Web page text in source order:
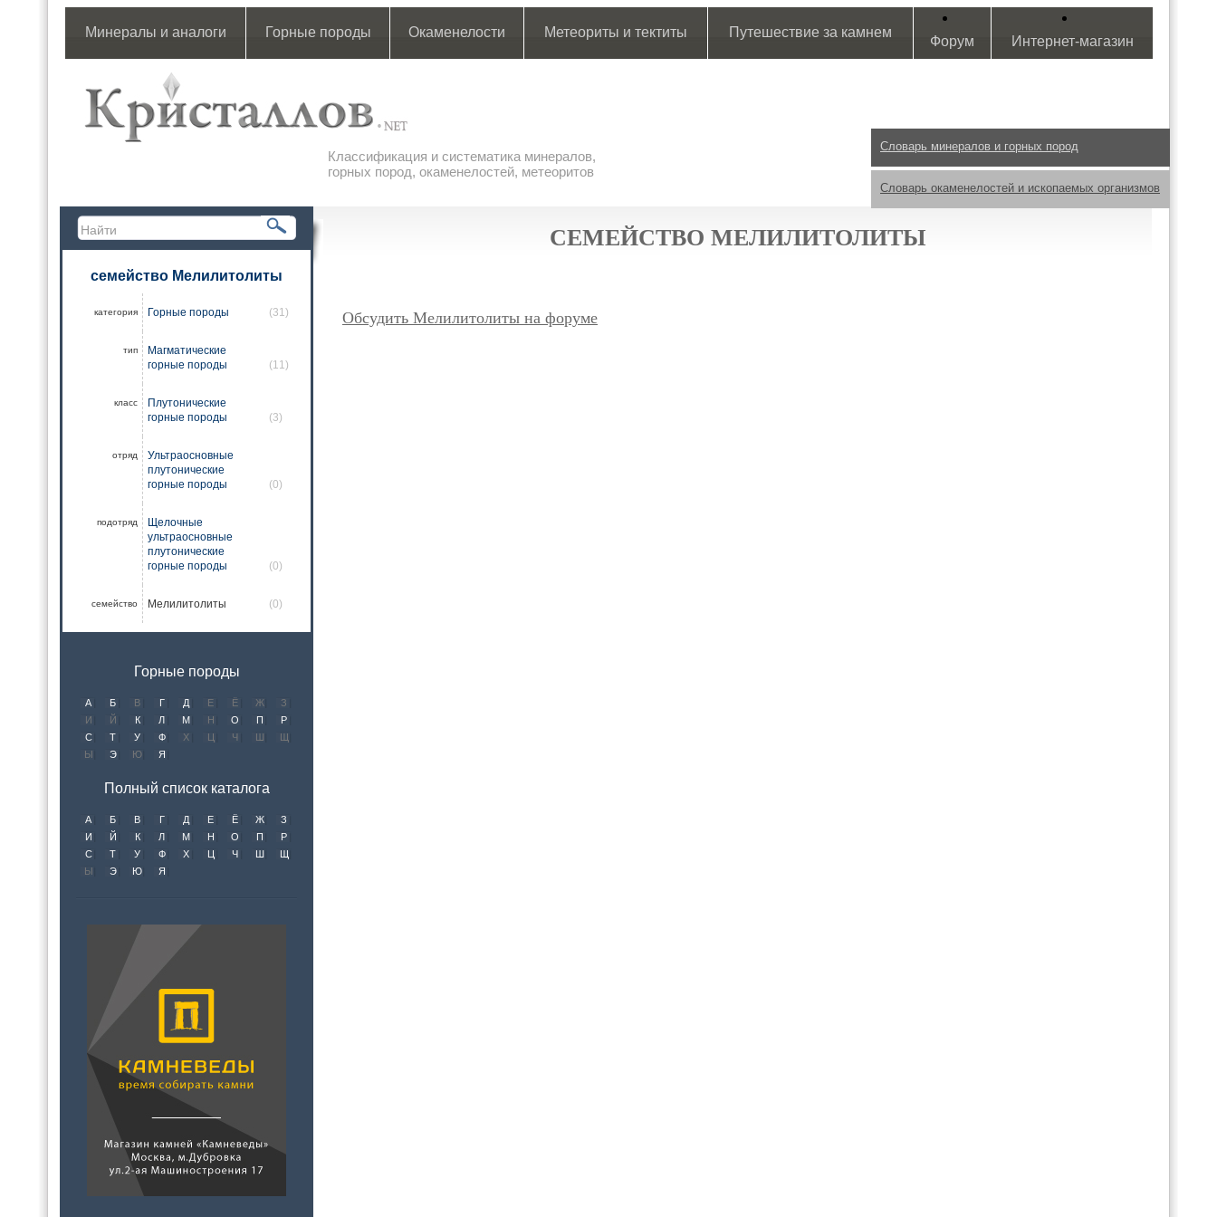
Минералы и аналоги Горные породы Окаменелости Метеориты и тектиты Путешествие за камнем
Форум Интернет-магазин
Классификация и систематика минералов,
горных пород, окаменелостей, метеоритов
Словарь минералов и горных пород
Словарь окаменелостей и ископаемых организмов
семейство Мелилитолиты
категория Горные породы (31)
тип
Магматические
горные породы
(11)
класс
Плутонические
горные породы
(3)
отряд
Ультраосновные
плутонические
горные породы
(0)
подотряд
Щелочные
ультраосновные
плутонические
горные породы
(0)
семейство Мелилитолиты (0)
Горные породы
А Б В Г Д Е Ё Ж
З
И
Й К Л М Н О П
Р
С
Т У Ф Х Ц Ч Ш
Щ
Ы
Э Ю Я
Полный список каталога
А Б В Г Д Е Ё Ж
З
И
Й К Л М Н О П
Р
С
Т У Ф Х Ц Ч Ш
Щ
Ы
Э Ю Я
СЕМЕЙСТВО МЕЛИЛИТОЛИТЫ
Обсудить Мелилитолиты на форуме